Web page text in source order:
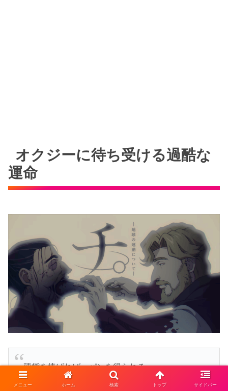
オクジーに待ち受ける過酷な
運命
硬貨を捧げれば、パンを得られる。
メニュー ホーム 検索 トップ サイドバー